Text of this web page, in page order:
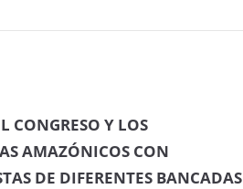
CONGRESO Y LOS
AMAZÓNICOS CON
DE DIFERENTES BANCADAS